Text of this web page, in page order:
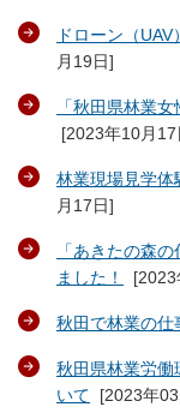
ドローン（
月19日]
「秋田県林業
[2023年10月17
林業現場見学体
月17日]
「あきたの森
ました！
[2023
秋田で林業の仕
秋田県林業労働
いて [2023年